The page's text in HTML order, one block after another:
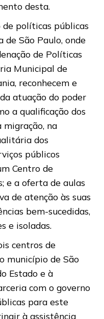
desta.
de políticas públicas
de São Paulo, onde
de Políticas
Municipal de
reconhecem e
atuação do poder
a qualificação dos
migração, na
dos
públicos
Centro de
e a oferta de aulas
de atenção às suas
bem-sucedidas,
e isoladas.
centros de
município de São
Estado e à
com o governo
para este
à assistência